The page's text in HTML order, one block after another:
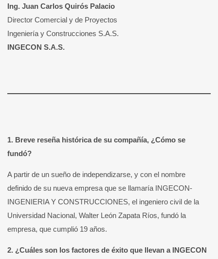
Ing. Juan Carlos Quirós Palacio
Director Comercial y de Proyectos
Ingeniería y Construcciones S.A.S.
INGECON S.A.S.
1. Breve reseña histórica de su compañía, ¿Cómo se
fundó?
A partir de un sueño de independizarse, y con el nombre
definido de su nueva empresa que se llamaría INGECON-
INGENIERIA Y CONSTRUCCIONES, el ingeniero civil de la
Universidad Nacional, Walter León Zapata Ríos, fundó la
empresa, que cumplió 19 años.
2. ¿Cuáles son los factores de éxito que llevan a INGECON